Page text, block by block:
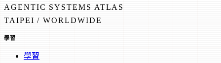
AGENTIC SYSTEMS ATLAS
TAIPEI / WORLDWIDE
學習
學習